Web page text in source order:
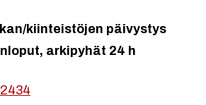
kiinteistöjen päivystys
arkipyhät 24 h